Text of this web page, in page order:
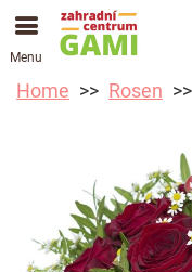
Menu
Home Rosen